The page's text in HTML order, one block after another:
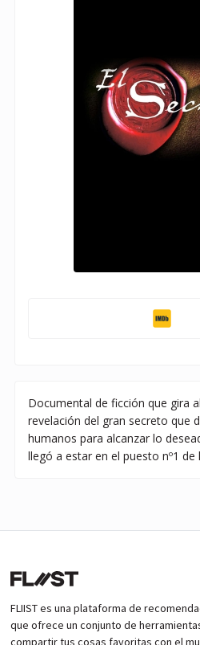
Documental de ficción que gira
revelación del gran secreto que
humanos para alcanzar lo
llegó a estar en el puesto nº1
FLIIST es una plataforma de
que ofrece un conjunto de
compartir tus cosas favoritas con el